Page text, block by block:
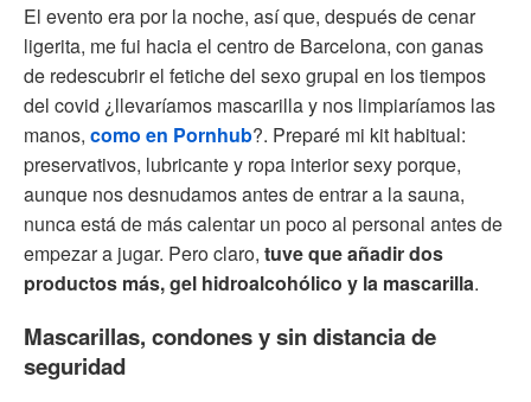
El evento era por la noche, así que, después de cenar
ligerita, me fui hacia el centro de Barcelona, con ganas
de redescubrir el fetiche del sexo grupal en los tiempos
del covid ¿llevaríamos mascarilla y nos limpiaríamos las
manos, como en Pornhub?. Preparé mi kit habitual:
preservativos, lubricante y ropa interior sexy porque,
aunque nos desnudamos antes de entrar a la sauna,
nunca está de más calentar un poco al personal antes de
empezar a jugar. Pero claro, tuve que añadir dos
productos más, gel hidroalcohólico y la mascarilla.
Mascarillas, condones y sin distancia de
seguridad